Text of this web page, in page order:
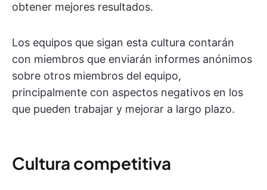
obtener mejores resultados.
Los equipos que sigan esta cultura contarán
con miembros que enviarán informes anónimos
sobre otros miembros del equipo,
principalmente con aspectos negativos en los
que pueden trabajar y mejorar a largo plazo.
Cultura competitiva